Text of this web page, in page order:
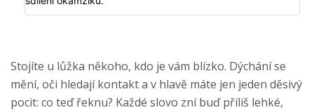
Stojíte u lůžka někoho, kdo je vám blízko. Dýchání se
mění, oči hledají kontakt a v hlavě máte jen jeden děsivý
pocit: co teď řeknu? Každé slovo zní buď příliš lehké,